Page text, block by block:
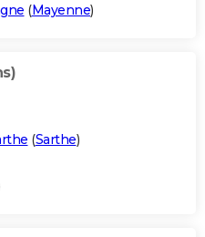
(Mayenne)
(Sarthe)